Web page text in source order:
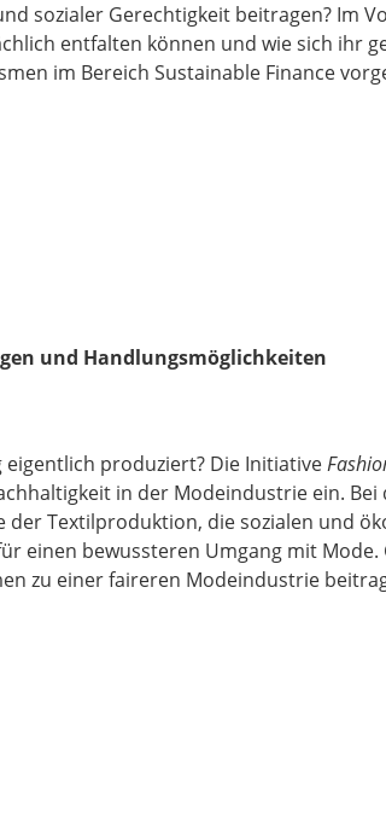
sozialer Gerechtigkeit beitragen? Im
entfalten können und wie sich ihr
im Bereich Sustainable Finance
und Handlungsmöglichkeiten
produziert? Die Initiative
in der Modeindustrie ein. Bei
der Textilproduktion, die sozialen und
einen bewussteren Umgang mit
zu einer faireren Modeindustrie